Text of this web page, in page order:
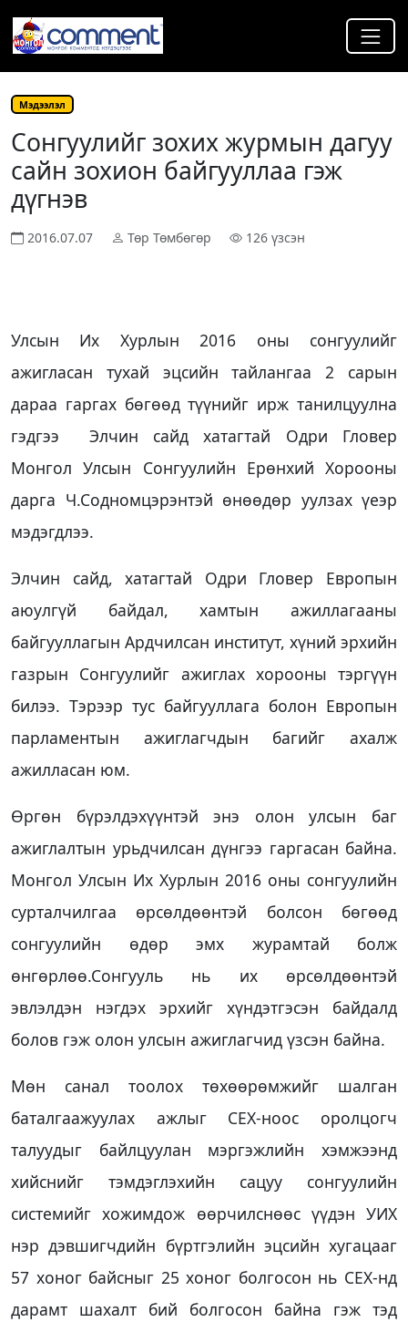
Мэдээлэл
Сонгуулийг зохих журмын дагуу
сайн зохион байгууллаа гэж
дүгнэв
2016.07.07 Төр Төмбөгөр 126 үзсэн
Улсын Их Хурлын 2016 оны сонгуулийг
ажигласан тухай эцсийн тайлангаа 2 сарын
дараа гаргах бөгөөд түүнийг ирж танилцуулна
гэдгээ Элчин сайд хатагтай Одри Гловер
Монгол Улсын Сонгуулийн Ерөнхий Хорооны
дарга Ч.Содномцэрэнтэй өнөөдөр уулзах үеэр
мэдэгдлээ.
Элчин сайд, хатагтай Одри Гловер Европын
аюулгүй байдал, хамтын ажиллагааны
байгууллагын Ардчилсан институт, хүний эрхийн
газрын Сонгуулийг ажиглах хорооны тэргүүн
билээ. Тэрээр тус байгууллага болон Европын
парламентын ажиглагчдын багийг ахалж
ажилласан юм.
Өргөн бүрэлдэхүүнтэй энэ олон улсын баг
ажиглалтын урьдчилсан дүнгээ гаргасан байна.
Монгол Улсын Их Хурлын 2016 оны сонгуулийн
сурталчилгаа өрсөлдөөнтэй болсон бөгөөд
сонгуулийн өдөр эмх журамтай болж
өнгөрлөө.Сонгууль нь их өрсөлдөөнтэй
эвлэлдэн нэгдэх эрхийг хүндэтгэсэн байдалд
болов гэж олон улсын ажиглагчид үзсэн байна.
Мөн санал тоолох төхөөрөмжийг шалган
баталгаажуулах ажлыг СЕХ-ноос оролцогч
талуудыг байлцуулан мэргэжлийн хэмжээнд
хийснийг тэмдэглэхийн сацуу сонгуулийн
системийг хожимдож өөрчилснөөс үүдэн УИХ
нэр дэвшигчдийн бүртгэлийн эцсийн хугацааг
57 хоног байсныг 25 хоног болгосон нь СЕХ-нд
дарамт шахалт бий болгосон байна гэж тэд